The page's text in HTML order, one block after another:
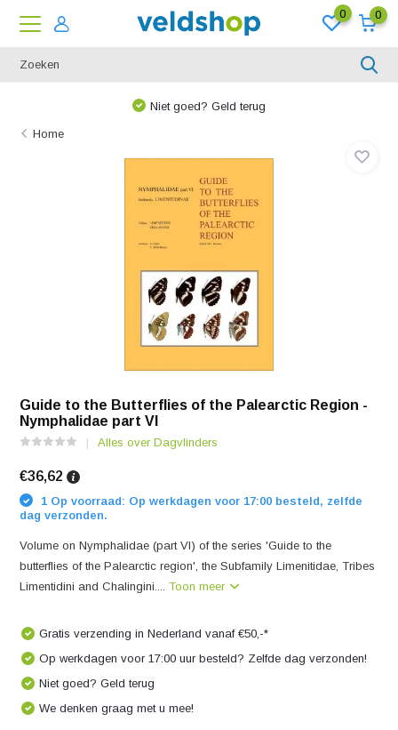
0 0
Niet goed? Geld terug
Home
Guide to the Butterflies of the Palearctic Region -
Nymphalidae part VI
Alles over Dagvlinders
€36,62
1 Op voorraad: Op werkdagen voor 17:00 besteld, zelfde
dag verzonden.
Volume on Nymphalidae (part VI) of the series 'Guide to the
butterflies of the Palearctic region', the Subfamily Limenitidae, Tribes
Limentidini and Chalingini....Toon meer
Gratis verzending in Nederland vanaf €50,-*
Op werkdagen voor 17:00 uur besteld? Zelfde dag verzonden!
Niet goed? Geld terug
We denken graag met u mee!